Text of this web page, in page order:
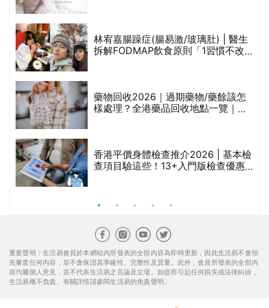
林宥嘉腸躁症(腸易激/玻璃肚) | 醫生
拆解FODMAP飲食原則「1習慣不改
藥物回收2026｜過期藥物/藥餘該怎
樣處理？全港藥品回收地點一覽｜屈
香港平價身體檢查推介2026 | 基本檢
查項目驗這些！13+入門版檢查優惠
重要聲明：生活易會員於本網站內所發表的全部內容為即時更新，因此生活易不會預
先審查任何內容，並不會保證其準確性、完整性及質量。此外，會員所發表的全部內
容均屬個人意見，並不代表生活易之言論及立場。如從而引起任何損失或法律糾紛，
生活易概不負責。有關詳情請參閱生活易的免責聲明。